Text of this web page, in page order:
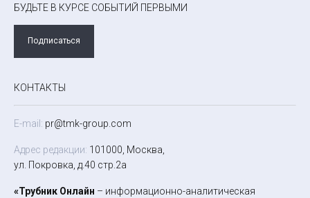
БУДЬТЕ В КУРСЕ СОБЫТИЙ ПЕРВЫМИ
Подписаться
КОНТАКТЫ
E-mail: pr@tmk-group.com
Адрес редакции: 101000, Москва,
ул. Покровка, д.40 стр.2а
«Трубник Онлайн – информационно-аналитическая